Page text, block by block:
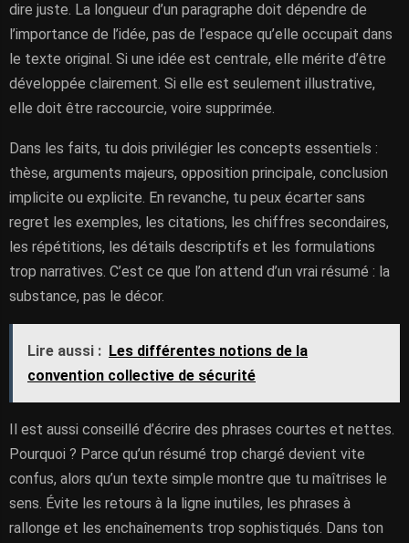
dire juste. La longueur d’un paragraphe doit dépendre de
l’importance de l’idée, pas de l’espace qu’elle occupait dans
le texte original. Si une idée est centrale, elle mérite d’être
développée clairement. Si elle est seulement illustrative,
elle doit être raccourcie, voire supprimée.
Dans les faits, tu dois privilégier les concepts essentiels :
thèse, arguments majeurs, opposition principale, conclusion
implicite ou explicite. En revanche, tu peux écarter sans
regret les exemples, les citations, les chiffres secondaires,
les répétitions, les détails descriptifs et les formulations
trop narratives. C’est ce que l’on attend d’un vrai résumé : la
substance, pas le décor.
Lire aussi : Les différentes notions de la
convention collective de sécurité
Il est aussi conseillé d’écrire des phrases courtes et nettes.
Pourquoi ? Parce qu’un résumé trop chargé devient vite
confus, alors qu’un texte simple montre que tu maîtrises le
sens. Évite les retours à la ligne inutiles, les phrases à
rallonge et les enchaînements trop sophistiqués. Dans ton